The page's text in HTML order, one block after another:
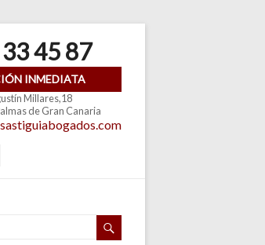
45 87
INMEDIATA
Millares,18
de Gran Canaria